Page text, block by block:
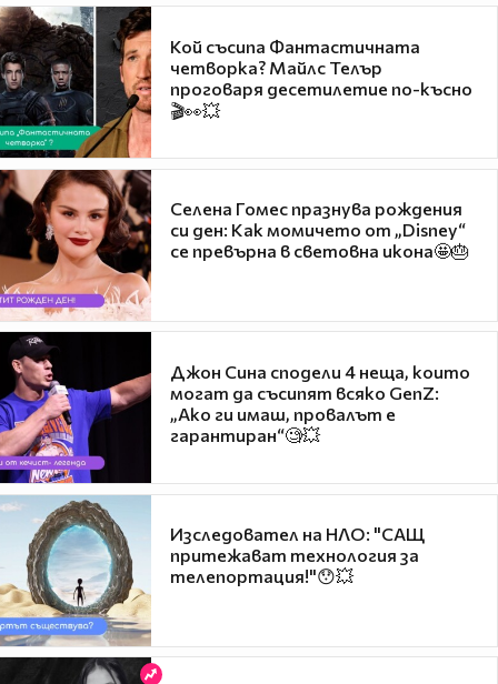
Кой съсипа Фантастичната
четворка? Майлс Телър
проговаря десетилетие по-късно
🎬👀💥
Селена Гомес празнува рождения
си ден: Как момичето от „Disney“
се превърна в световна икона🤩🎂
Джон Сина сподели 4 неща, които
могат да съсипят всяко GenZ:
„Ако ги имаш, провалът е
гарантиран“🧐💥
Изследовател на НЛО: "САЩ
притежават технология за
телепортация!"😯💥